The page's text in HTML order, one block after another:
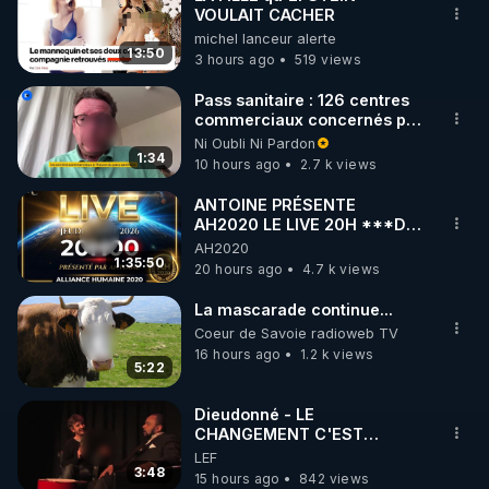
🌱 INSTAGRAM
https://www.instagram.com/rdlr_thierrycasasnovas/
http://rgnr.li/instagram
🌱 LA NEWSLETTER
Pour ne pas rater l’actualité RGNR (stages,
http://rgnr.li/news
🌱 VIDÉOS NON CENSURÉES SUR ODYSEE
Toutes les vidéos Youtube sont aussi sur la
http://rgnr.li/odysee
🌱 LES STAGES EN PRÉSENTIEL
http://rgnr.li/stages
13:50
VOULAIT CACHER
michel lanceur alerte
3 hours ago
519 views
1:34
Pass sanitaire : 126 centres
commerciaux concernés par
l'obligation dans toute la
France
Ni Oubli Ni Pardon
10 hours ago
2.7 k views
1:35:50
ANTOINE PRÉSENTE
AH2020 LE LIVE 20H ***DU
06/08/2026***
AH2020
20 hours ago
4.7 k views
5:22
La mascarade continue...
Coeur de Savoie radioweb TV
16 hours ago
1.2 k views
3:48
Dieudonné - LE
CHANGEMENT C'EST
MAINTENANT
LEF
15 hours ago
842 views